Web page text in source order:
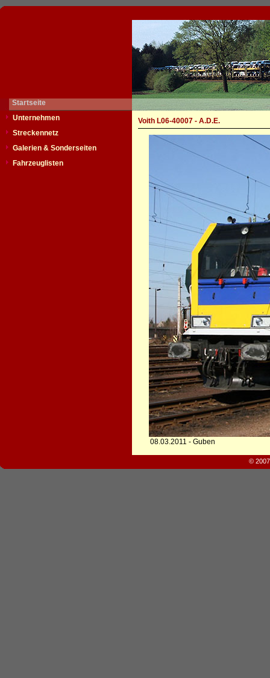
Startseite
Unternehmen
Streckennetz
Galerien & Sonderseiten
Fahrzeuglisten
Voith L06-40007 - A.D.E.
08.03.2011 - Guben
©